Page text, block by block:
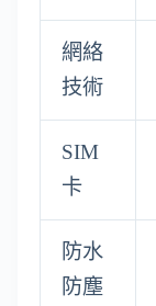
網絡
技術
SIM
卡
防水
防塵